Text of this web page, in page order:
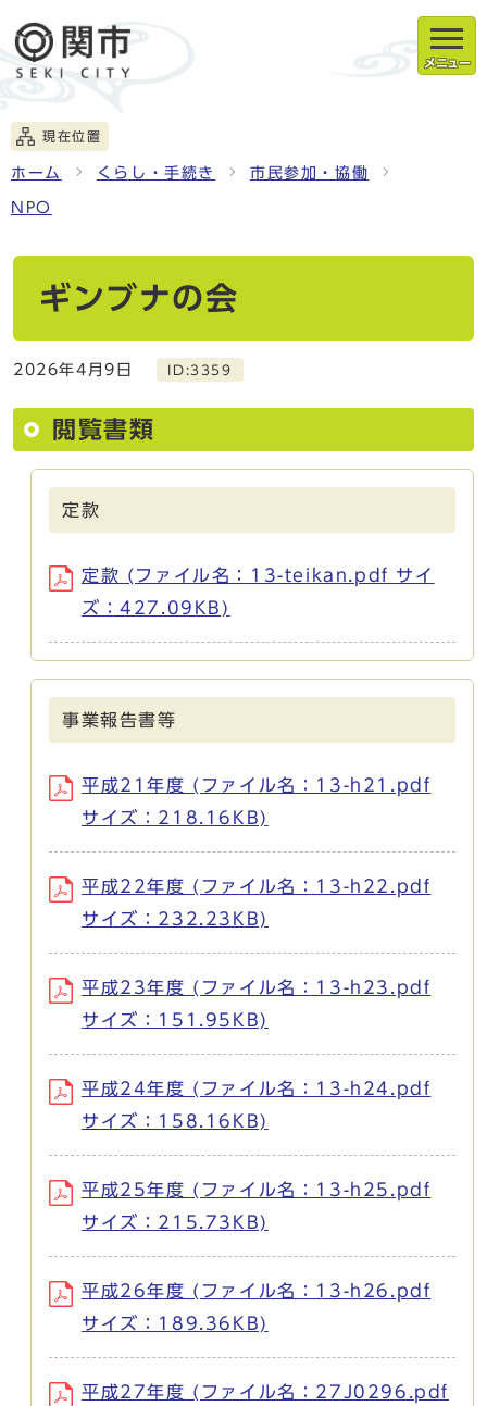
メニュー
現在位置
ホーム くらし・手続き 市民参加・協働
NPO
ギンブナの会
2026年4月9日 ID:3359
閲覧書類
定款
定款 (ファイル名：13-teikan.pdf サイ
ズ：427.09KB)
事業報告書等
平成21年度 (ファイル名：13-h21.pdf
サイズ：218.16KB)
平成22年度 (ファイル名：13-h22.pdf
サイズ：232.23KB)
平成23年度 (ファイル名：13-h23.pdf
サイズ：151.95KB)
平成24年度 (ファイル名：13-h24.pdf
サイズ：158.16KB)
平成25年度 (ファイル名：13-h25.pdf
サイズ：215.73KB)
平成26年度 (ファイル名：13-h26.pdf
サイズ：189.36KB)
平成27年度 (ファイル名：27J0296.pdf